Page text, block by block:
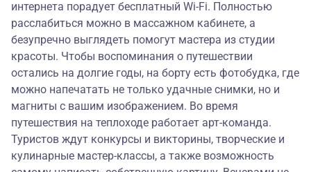
интернета порадует бесплатный Wi-Fi. Полностью
расслабиться можно в массажном кабинете, а
безупречно выглядеть помогут мастера из студии
красоты. Чтобы воспоминания о путешествии
остались на долгие годы, на борту есть фотобудка, где
можно напечатать не только удачные снимки, но и
магниты с вашим изображением. Во время
путешествия на теплоходе работает арт-команда.
Туристов ждут конкурсы и викторины, творческие и
кулинарные мастер-классы, а также возможность